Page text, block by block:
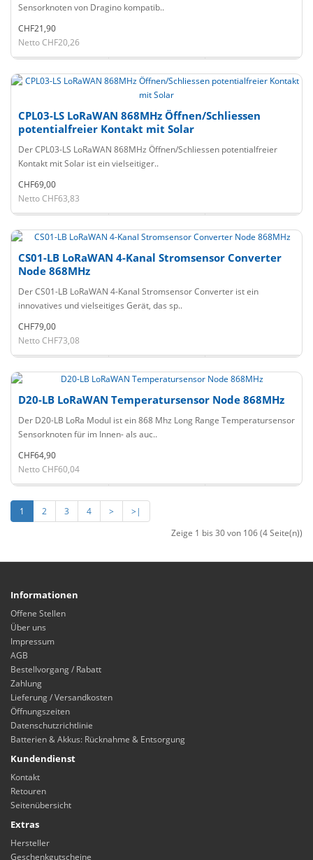
Sensorknoten von Dragino kompatib..
CHF21,90
Netto CHF20,26
CPL03-LS LoRaWAN 868MHz Öffnen/Schliessen
potentialfreier Kontakt mit Solar
Der CPL03-LS LoRaWAN 868MHz Öffnen/Schliessen potentialfreier
Kontakt mit Solar ist ein vielseitiger..
CHF69,00
Netto CHF63,83
CS01-LB LoRaWAN 4-Kanal Stromsensor Converter
Node 868MHz
Der CS01-LB LoRaWAN 4-Kanal Stromsensor Converter ist ein
innovatives und vielseitiges Gerät, das sp..
CHF79,00
Netto CHF73,08
D20-LB LoRaWAN Temperatursensor Node 868MHz
Der D20-LB LoRa Modul ist ein 868 Mhz Long Range Temperatursensor
Sensorknoten für im Innen- als auc..
CHF64,90
Netto CHF60,04
1 2 3 4 >
>|
Zeige 1 bis 30 von 106 (4 Seite(n))
Informationen
Offene Stellen
Über uns
Impressum
AGB
Bestellvorgang / Rabatt
Zahlung
Lieferung / Versandkosten
Öffnungszeiten
Datenschutzrichtlinie
Batterien & Akkus: Rücknahme & Entsorgung
Kundendienst
Kontakt
Retouren
Seitenübersicht
Extras
Hersteller
Geschenkgutscheine